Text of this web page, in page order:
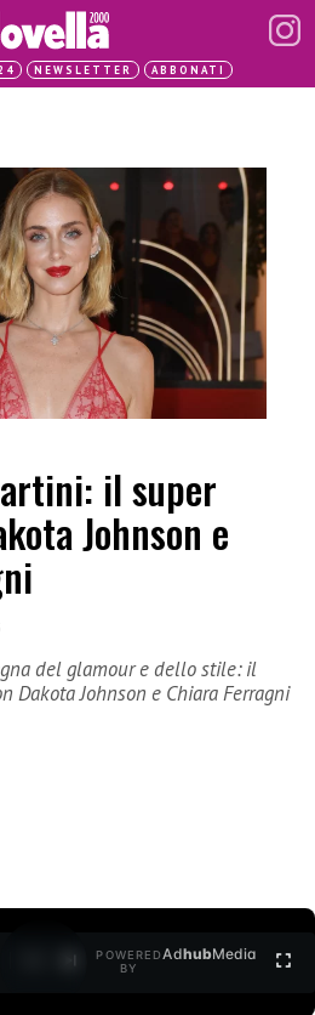
NEWSLETTER ABBONATI
il super
Johnson e
del glamour e dello stile: il
Dakota Johnson e Chiara Ferragni
POWERED
BY
AdhubMedia